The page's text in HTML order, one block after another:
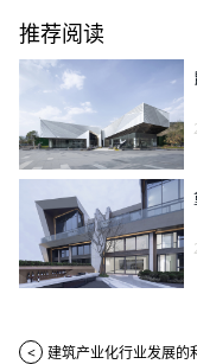
推荐阅读
< 建筑产业化行业发展的